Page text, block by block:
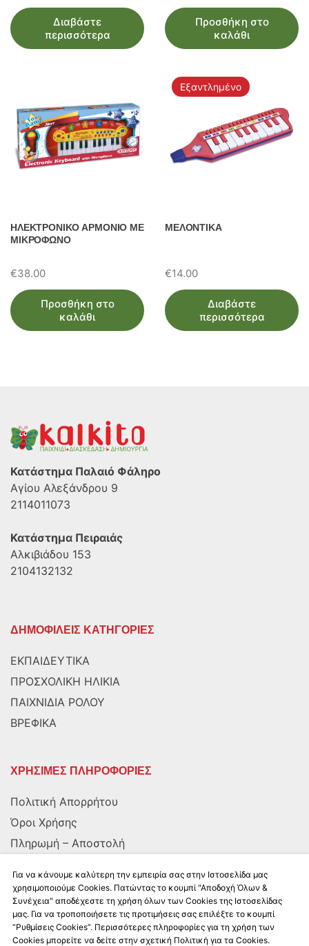
Διαβάστε
περισσότερα
Προσθήκη στο
καλάθι
ΗΛΕΚΤΡΟΝΙΚΟ ΑΡΜΟΝΙΟ ΜΕ
ΜΙΚΡΟΦΩΝΟ
€38.00
Προσθήκη στο
καλάθι
Εξαντλημένο
ΜΕΛΟΝΤΙΚΑ
€14.00
Διαβάστε
περισσότερα
Κατάστημα Παλαιό Φάληρο
Αγίου Αλεξάνδρου 9
2114011073
Κατάστημα Πειραιάς
Αλκιβιάδου 153
2104132132
ΔΗΜΟΦΙΛΕΙΣ ΚΑΤΗΓΟΡΙΕΣ
ΕΚΠΑΙΔΕΥΤΙΚΑ
ΠΡΟΣΧΟΛΙΚΗ ΗΛΙΚΙΑ
ΠΑΙΧΝΙΔΙΑ ΡΟΛΟΥ
ΒΡΕΦΙΚΑ
ΧΡΗΣΙΜΕΣ ΠΛΗΡΟΦΟΡΙΕΣ
Πολιτική Απορρήτου
Όροι Χρήσης
Πληρωμή – Αποστολή
ΑΚΟΛΟΥΘΗΣΤΕ ΜΑΣ
Για να κάνουμε καλύτερη την εμπειρία σας στην Ιστοσελίδα μας
χρησιμοποιούμε Cookies. Πατώντας το κουμπί "Αποδοχή Όλων &
Συνέχεια" αποδέχεστε τη χρήση όλων των Cookies της Ιστοσελίδας
μας. Για να τροποποιήσετε τις προτιμήσεις σας επιλέξτε το κουμπί
“Ρυθμίσεις Cookies”. Περισσότερες πληροφορίες για τη χρήση των
Cookies μπορείτε να δείτε στην σχετική Πολιτική για τα Cookies.